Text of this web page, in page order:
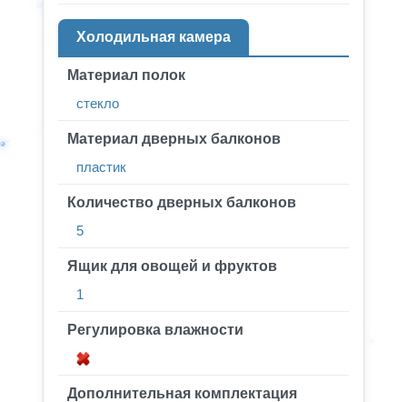
Холодильная камера
Материал полок
стекло
Материал дверных балконов
пластик
Количество дверных балконов
5
Ящик для овощей и фруктов
1
Регулировка влажности
Дополнительная комплектация